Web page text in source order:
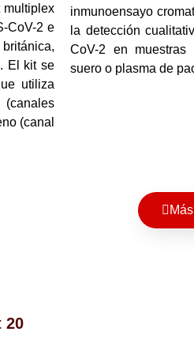
multiplex
CoV-2 e
El kit se
utiliza
(canal
inmunoensayo
la detección
CoV-2 en muestras
suero o plasma de
20